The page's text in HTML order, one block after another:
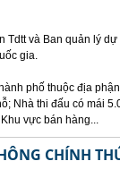
Tdtt và Ban quản lý
gia.
phố thuộc địa
Nhà thi đấu có mái
vực bán hàng...
CHÍNH